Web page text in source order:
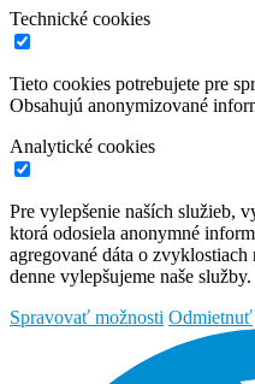
Technické cookies
Tieto cookies potrebujete pre
Obsahujú anonymizované
Analytické cookies
Pre vylepšenie naších služieb,
ktorá odosiela anonymné
agregované dáta o
denne vylepšujeme naše služby.
Spravovať možnosti Odmietnuť